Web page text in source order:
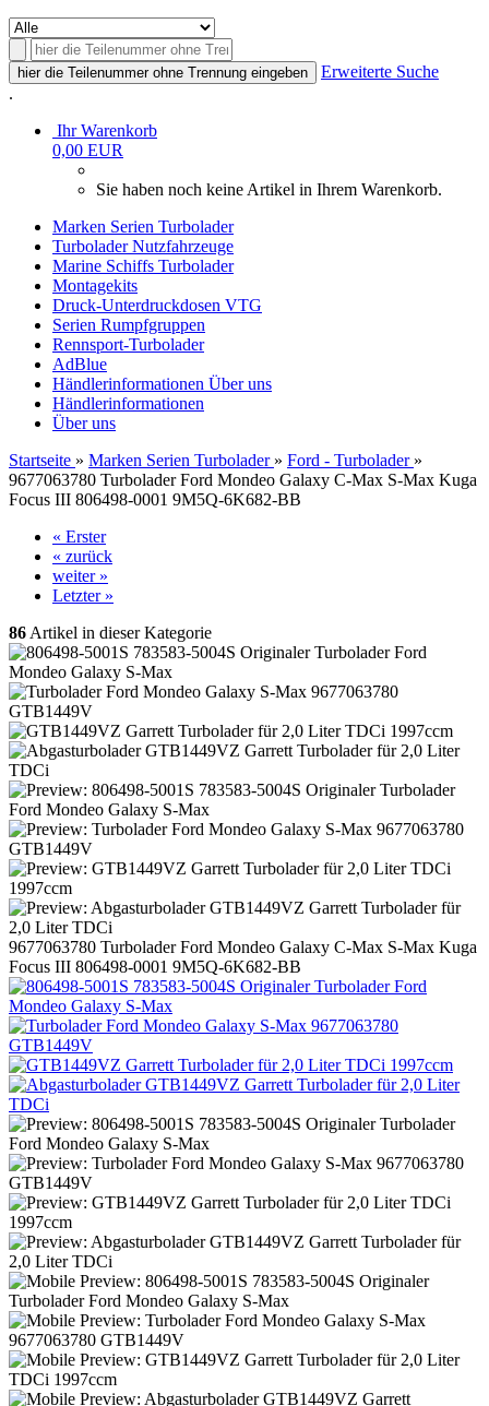
hier die Teilenummer ohne Trennung eingeben
Erweiterte Suche
.
Ihr Warenkorb
0,00 EUR
Sie haben noch keine Artikel in Ihrem Warenkorb.
Marken Serien Turbolader
Turbolader Nutzfahrzeuge
Marine Schiffs Turbolader
Montagekits
Druck-Unterdruckdosen VTG
Serien Rumpfgruppen
Rennsport-Turbolader
AdBlue
Händlerinformationen Über uns
Händlerinformationen
Über uns
Startseite » Marken Serien Turbolader » Ford - Turbolader »
9677063780 Turbolader Ford Mondeo Galaxy C-Max S-Max Kuga
Focus III 806498-0001 9M5Q-6K682-BB
« Erster
« zurück
weiter »
Letzter »
86 Artikel in dieser Kategorie
9677063780 Turbolader Ford Mondeo Galaxy C-Max S-Max Kuga
Focus III 806498-0001 9M5Q-6K682-BB